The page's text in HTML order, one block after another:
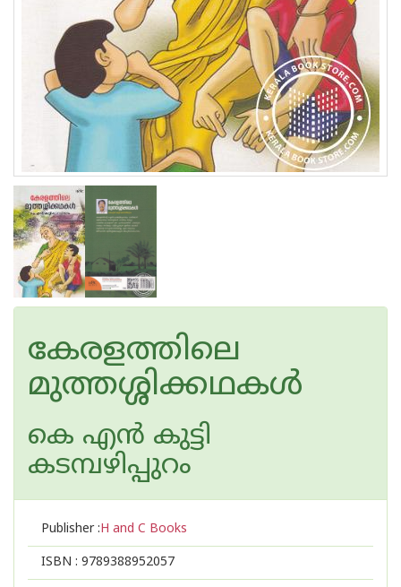
കേരളത്തിലെ
മുത്തശ്ശിക്കഥകള്‍
കെ എ‌ന്‍ കുട്ടി
കടമ്പഴിപ്പുറം
Publisher :H and C Books
ISBN : 9789388952057